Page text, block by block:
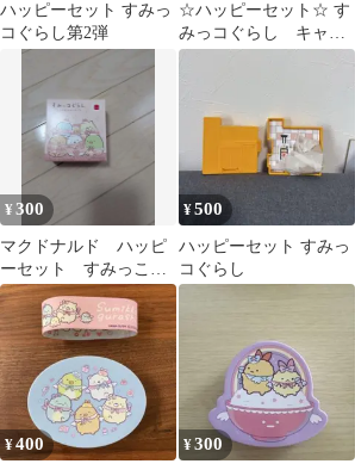
ハッピーセット すみっ
コぐらし第2弾
☆ハッピーセット☆ す
みっコぐらし キャラ
クター マスコット 7
¥300
マクドナルド ハッピ
ーセット すみっこぐ
らし
¥500
ハッピーセット すみっ
コぐらし
¥400 ¥300